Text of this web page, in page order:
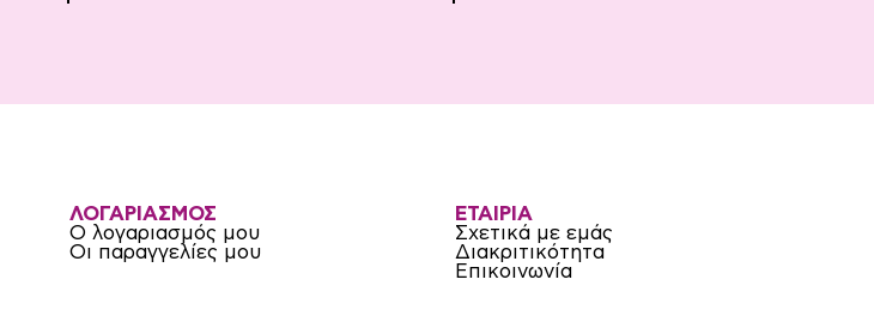
ΛΟΓΑΡΙΑΣΜΟΣ
Ο λογαριασμός μου
Οι παραγγελίες μου
ΕΤΑΙΡΙΑ
Σχετικά με εμάς
Διακριτικότητα
Επικοινωνία